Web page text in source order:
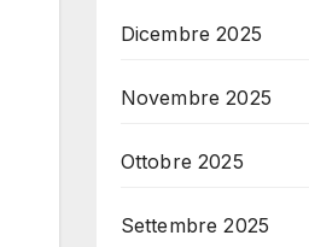
Dicembre 2025
Novembre 2025
Ottobre 2025
Settembre 2025